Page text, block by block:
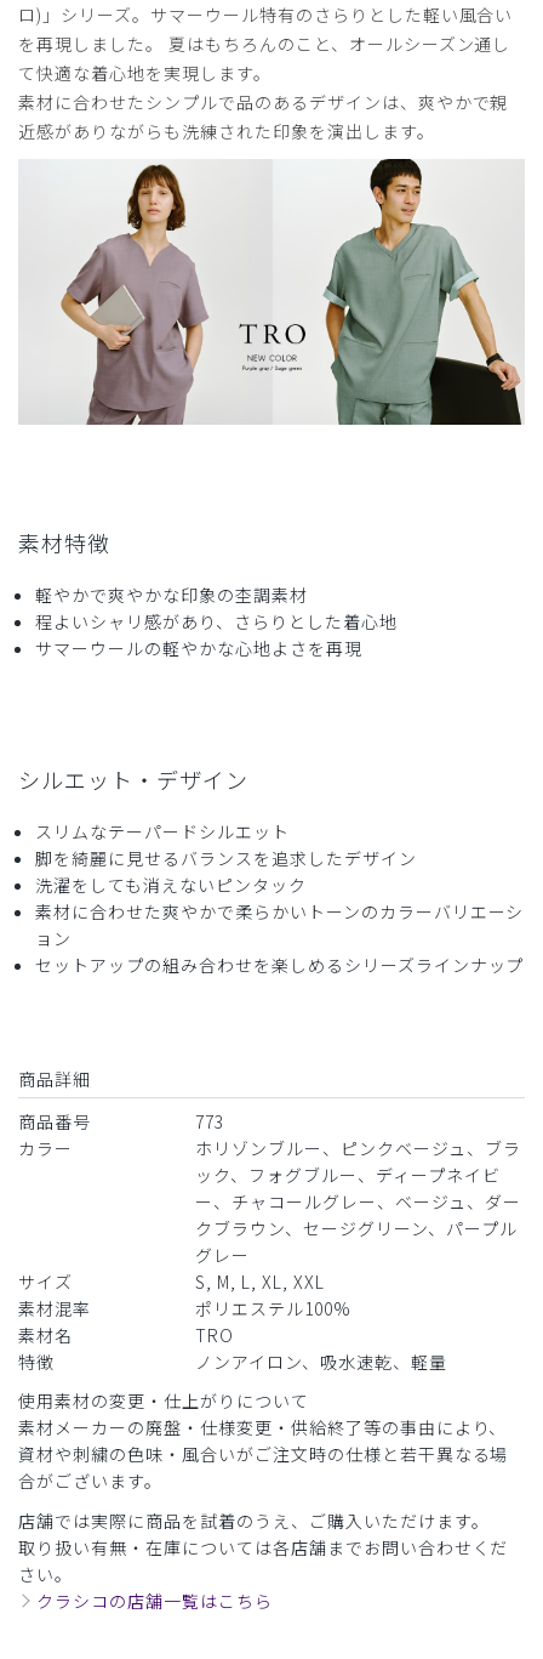
ロ)」シリーズ。サマーウール特有のさらりとした軽い風合い
を再現しました。 夏はもちろんのこと、オールシーズン通し
て快適な着心地を実現します。
素材に合わせたシンプルで品のあるデザインは、爽やかで親
近感がありながらも洗練された印象を演出します。
素材特徴
軽やかで爽やかな印象の杢調素材
程よいシャリ感があり、さらりとした着心地
サマーウールの軽やかな心地よさを再現
シルエット・デザイン
スリムなテーパードシルエット
脚を綺麗に見せるバランスを追求したデザイン
洗濯をしても消えないピンタック
素材に合わせた爽やかで柔らかいトーンのカラーバリエーシ
ョン
セットアップの組み合わせを楽しめるシリーズラインナップ
商品詳細
商品番号
773
カラー
ホリゾンブルー、ピンクベージュ、ブラ
ック、フォグブルー、ディープネイビ
ー、チャコールグレー、ベージュ、ダー
クブラウン、セージグリーン、パープル
グレー
サイズ
S, M, L, XL, XXL
素材混率
ポリエステル100%
素材名
TRO
特徴
ノンアイロン、吸水速乾、軽量
使用素材の変更・仕上がりについて
素材メーカーの廃盤・仕様変更・供給終了等の事由により、
資材や刺繍の色味・風合いがご注文時の仕様と若干異なる場
合がございます。
店舗では実際に商品を試着のうえ、ご購入いただけます。
取り扱い有無・在庫については各店舗までお問い合わせくだ
さい。
クラシコの店舗一覧はこちら